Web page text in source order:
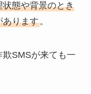
態や背景のとき
あります。
SMSが来ても一